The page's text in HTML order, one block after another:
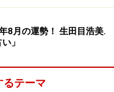
事にこなし、世渡りス
がりそう。
8月の運勢！ 生田目浩美.
」
るテーマ